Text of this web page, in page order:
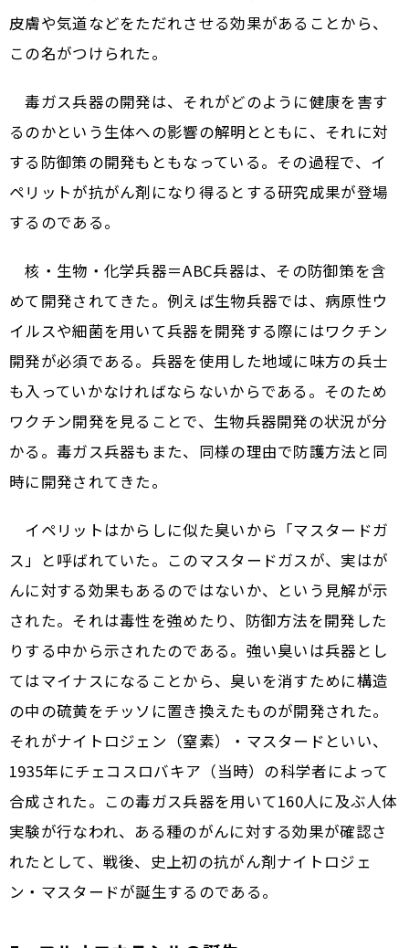
皮膚や気道などをただれさせる効果があることから、
この名がつけられた。
毒ガス兵器の開発は、それがどのように健康を害す
るのかという生体への影響の解明とともに、それに対
する防御策の開発もともなっている。その過程で、イ
ペリットが抗がん剤になり得るとする研究成果が登場
するのである。
核・生物・化学兵器＝ABC兵器は、その防御策を含
めて開発されてきた。例えば生物兵器では、病原性ウ
イルスや細菌を用いて兵器を開発する際にはワクチン
開発が必須である。兵器を使用した地域に味方の兵士
も入っていかなければならないからである。そのため
ワクチン開発を見ることで、生物兵器開発の状況が分
かる。毒ガス兵器もまた、同様の理由で防護方法と同
時に開発されてきた。
イペリットはからしに似た臭いから「マスタードガ
ス」と呼ばれていた。このマスタードガスが、実はが
んに対する効果もあるのではないか、という見解が示
された。それは毒性を強めたり、防御方法を開発した
りする中から示されたのである。強い臭いは兵器とし
てはマイナスになることから、臭いを消すために構造
の中の硫黄をチッソに置き換えたものが開発された。
それがナイトロジェン（窒素）・マスタードといい、
1935年にチェコスロバキア（当時）の科学者によって
合成された。この毒ガス兵器を用いて160人に及ぶ人体
実験が行なわれ、ある種のがんに対する効果が確認さ
れたとして、戦後、史上初の抗がん剤ナイトロジェ
ン・マスタードが誕生するのである。